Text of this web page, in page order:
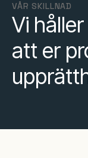
VÅR SKILLNAD
Vi
att er